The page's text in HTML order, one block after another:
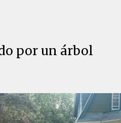
por un árbol